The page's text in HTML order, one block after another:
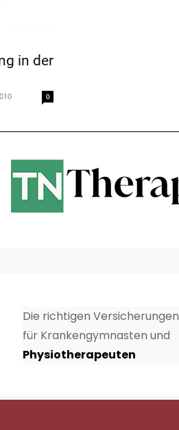
in der
0
Die richtigen Versicherungen
für Krankengymnasten und
Physiotherapeuten